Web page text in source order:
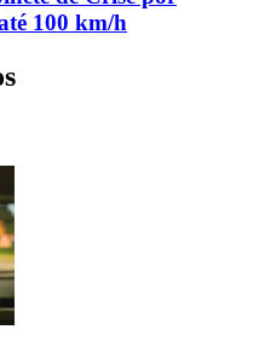
100 km/h